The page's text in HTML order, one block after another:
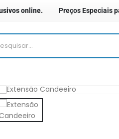
online. Preços Especiais